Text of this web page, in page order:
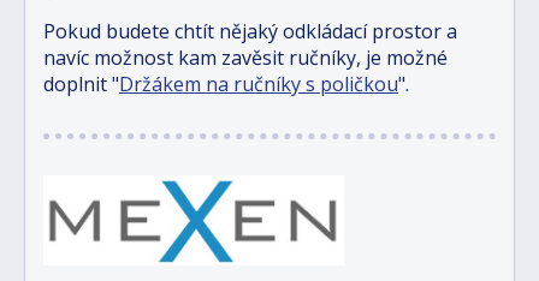
Pokud budete chtít nějaký odkládací prostor a
navíc možnost kam zavěsit ručníky, je možné
doplnit "Držákem na ručníky s poličkou".